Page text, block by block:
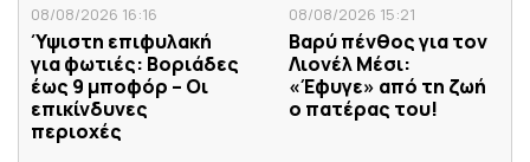
08/08/2026 16:16
Ύψιστη επιφυλακή
για φωτιές: Βοριάδες
έως 9 μποφόρ – Οι
επικίνδυνες
περιοχές
08/08/2026 15:21
Βαρύ πένθος για τον
Λιονέλ Μέσι:
«Έφυγε» από τη ζωή
ο πατέρας του!